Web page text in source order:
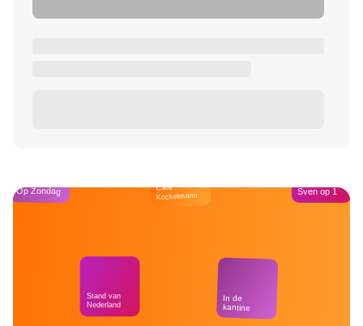
Op Zondag
Stand van
Nederland
Café
Kockelmann
In de
kantine
Sven op 1